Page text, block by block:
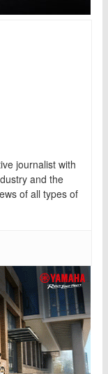
journalist with
and the
of all types of